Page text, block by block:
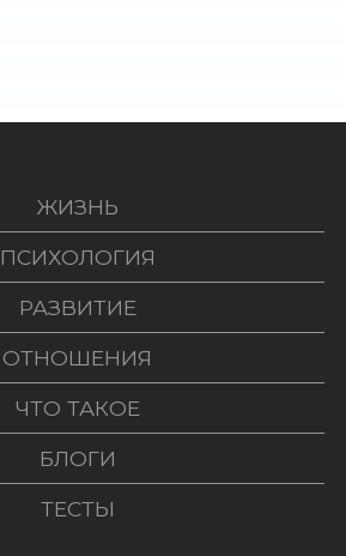
ЖИЗНЬ
ПСИХОЛОГИЯ
РАЗВИТИЕ
ОТНОШЕНИЯ
ЧТО ТАКОЕ
БЛОГИ
ТЕСТЫ